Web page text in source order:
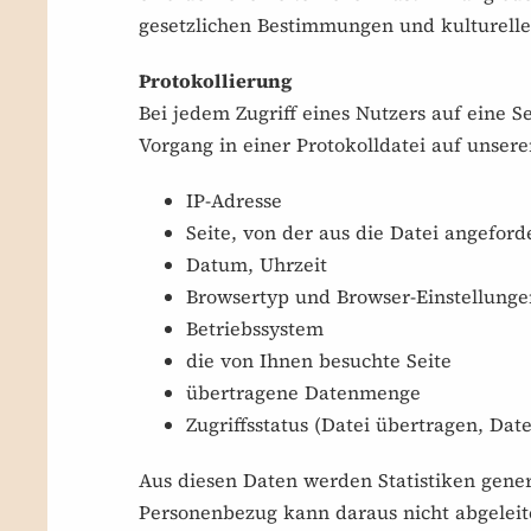
gesetzlichen Bestimmungen und
Protokollierung
Bei jedem Zugriff eines Nutzers auf eine
Vorgang in einer Protokolldatei auf
IP-Adresse
Seite, von der aus die Datei
Datum, Uhrzeit
Browsertyp und Browser-
Betriebssystem
die von Ihnen besuchte Seite
übertragene Datenmenge
Zugriffsstatus (Datei übertragen,
Aus diesen Daten werden Statistiken
Personenbezug kann daraus nicht